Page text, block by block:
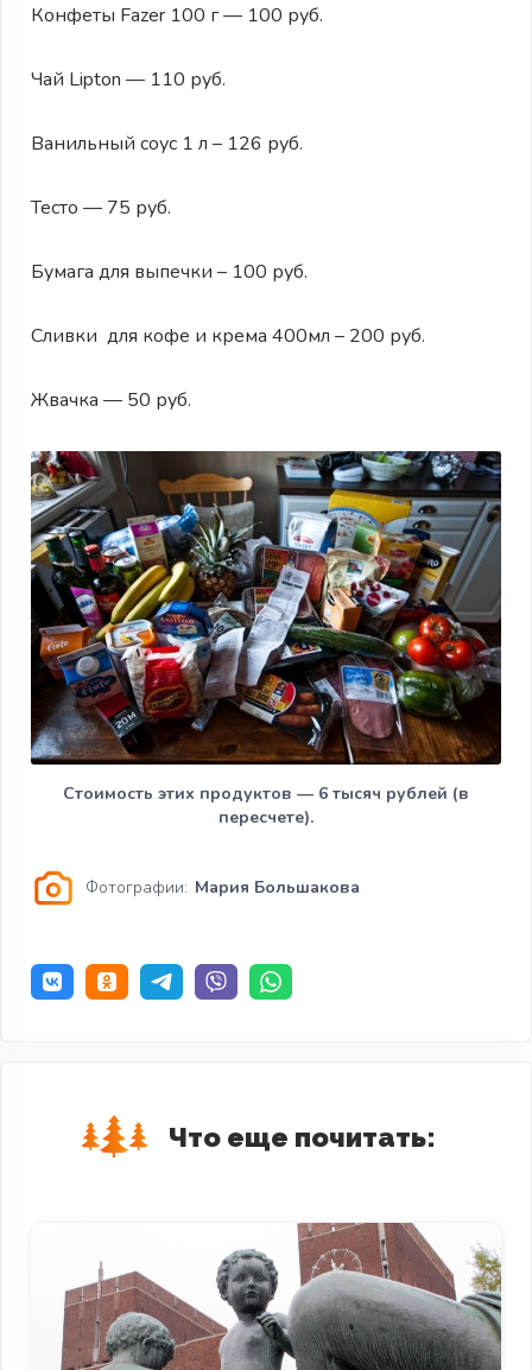
Конфеты Fazer 100 г — 100 руб.
Чай Lipton — 110 руб.
Ванильный соус 1 л – 126 руб.
Тесто — 75 руб.
Бумага для выпечки – 100 руб.
Сливки для кофе и крема 400мл – 200 руб.
Жвачка — 50 руб.
Стоимость этих продуктов — 6 тысяч рублей (в
пересчете).
Фотографии: Мария Большакова
Что еще почитать: